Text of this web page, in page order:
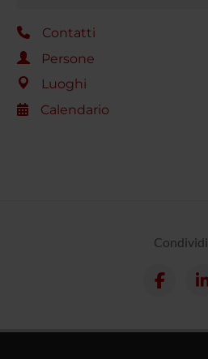
Contatti
Persone
Luoghi
Calendario
Condividi